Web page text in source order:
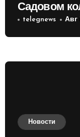
Садовом
telegnews Авг
Новости